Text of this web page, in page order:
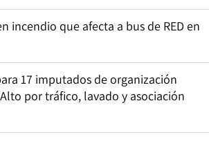
incendio que afecta a bus de RED en
17 imputados de organización
por tráfico, lavado y asociación